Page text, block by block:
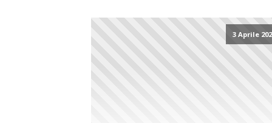
3 Aprile